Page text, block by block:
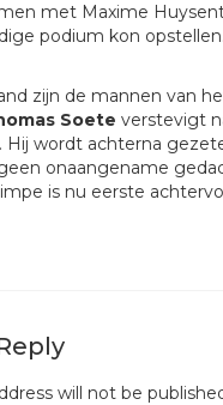
met Maxime
podium kon
zijn de mannen van
Soete verstevigt
Hij wordt achterna
onaangename
is nu eerste
will not be